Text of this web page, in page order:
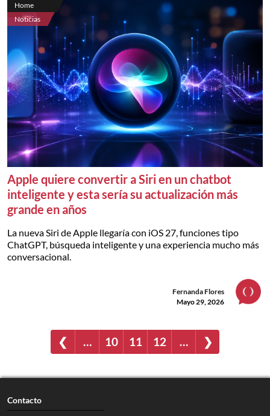
Home
Noticias
Apple quiere convertir a Siri en un chatbot
inteligente y esta sería su actualización más
grande en años
La nueva Siri de Apple llegaría con iOS 27, funciones tipo
ChatGPT, búsqueda inteligente y una experiencia mucho más
conversacional.
Fernanda Flores
Mayo 29, 2026
❮ … 10 11 12 … ❯
Contacto